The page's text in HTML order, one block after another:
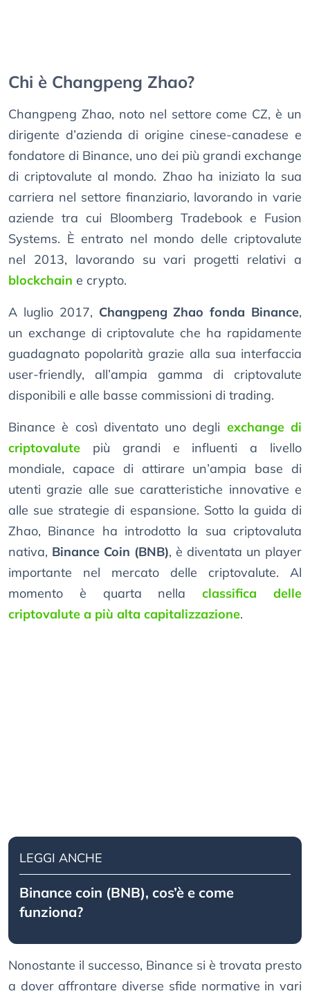
Chi è Changpeng Zhao?
Changpeng Zhao, noto nel settore come CZ, è un
dirigente d’azienda di origine cinese-canadese e
fondatore di Binance, uno dei più grandi exchange
di criptovalute al mondo. Zhao ha iniziato la sua
carriera nel settore finanziario, lavorando in varie
aziende tra cui Bloomberg Tradebook e Fusion
Systems. È entrato nel mondo delle criptovalute
nel 2013, lavorando su vari progetti relativi a
blockchain e crypto.
A luglio 2017, Changpeng Zhao fonda Binance,
un exchange di criptovalute che ha rapidamente
guadagnato popolarità grazie alla sua interfaccia
user-friendly, all’ampia gamma di criptovalute
disponibili e alle basse commissioni di trading.
Binance è così diventato uno degli exchange di
criptovalute più grandi e influenti a livello
mondiale, capace di attirare un’ampia base di
utenti grazie alle sue caratteristiche innovative e
alle sue strategie di espansione. Sotto la guida di
Zhao, Binance ha introdotto la sua criptovaluta
nativa, Binance Coin (BNB), è diventata un player
importante nel mercato delle criptovalute. Al
momento è quarta nellaclassifica delle
criptovalute a più alta capitalizzazione.
LEGGI ANCHE
Binance coin (BNB), cos’è e come
funziona?
Nonostante il successo, Binance si è trovata presto
a dover affrontare diverse sfide normative in vari